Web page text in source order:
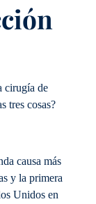
cirugía de
tres cosas?
causa más
y la primera
Unidos en